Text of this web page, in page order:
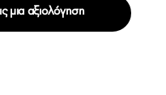
μια αξιολόγηση